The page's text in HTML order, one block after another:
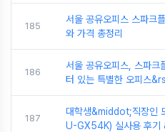
185
서울 공유오피스 스파크
와 가격 총정리
186
서울 공유오피스, 스파
터 있는 특별한 오피스
187
대학생&middot;직장인
U-GX54K) 실사용 후기